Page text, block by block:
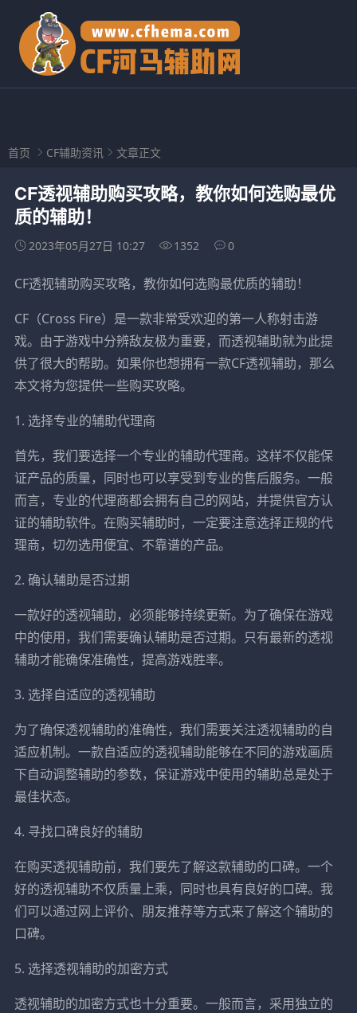
首页 CF辅助资讯 文章正文
CF透视辅助购买攻略，教你如何选购最优
质的辅助！
2023年05月27日 10:27 1352 0
CF透视辅助购买攻略，教你如何选购最优质的辅助！
CF（Cross Fire）是一款非常受欢迎的第一人称射击游
戏。由于游戏中分辨敌友极为重要，而透视辅助就为此提
供了很大的帮助。如果你也想拥有一款CF透视辅助，那么
本文将为您提供一些购买攻略。
1. 选择专业的辅助代理商
首先，我们要选择一个专业的辅助代理商。这样不仅能保
证产品的质量，同时也可以享受到专业的售后服务。一般
而言，专业的代理商都会拥有自己的网站，并提供官方认
证的辅助软件。在购买辅助时，一定要注意选择正规的代
理商，切勿选用便宜、不靠谱的产品。
2. 确认辅助是否过期
一款好的透视辅助，必须能够持续更新。为了确保在游戏
中的使用，我们需要确认辅助是否过期。只有最新的透视
辅助才能确保准确性，提高游戏胜率。
3. 选择自适应的透视辅助
为了确保透视辅助的准确性，我们需要关注透视辅助的自
适应机制。一款自适应的透视辅助能够在不同的游戏画质
下自动调整辅助的参数，保证游戏中使用的辅助总是处于
最佳状态。
4. 寻找口碑良好的辅助
在购买透视辅助前，我们要先了解这款辅助的口碑。一个
好的透视辅助不仅质量上乘，同时也具有良好的口碑。我
们可以通过网上评价、朋友推荐等方式来了解这个辅助的
口碑。
5. 选择透视辅助的加密方式
透视辅助的加密方式也十分重要。一般而言，采用独立的